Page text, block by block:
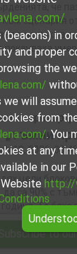
сценария
че такъв
покачваха
по-голям от
и кипеше.
18, 2026,
цели
да са 90% с
Те бяха
16, всички
време
Subscribe to
(beacons) in
and proper
the
will
from
. You
at any
in our
http://